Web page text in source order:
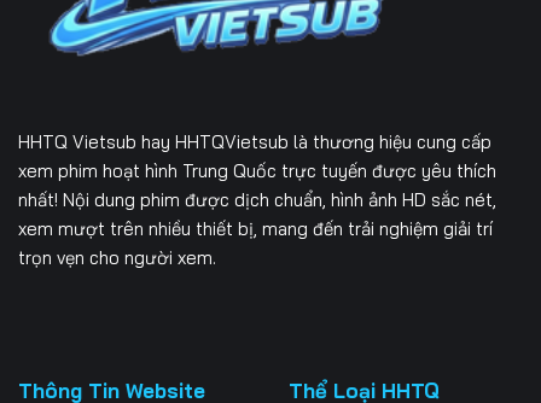
Tập 169 Tập 170 Tập 171
Tập 172
Tập 178 Tập 179 Tập 180
Tập 181 Tập 182 Tập 183
Tập 184
Tập 190 Tập 192
HHTQ Vietsub hay HHTQVietsub là thương hiệu cung cấp
xem phim hoạt hình Trung Quốc trực tuyến được yêu thích
nhất! Nội dung phim được dịch chuẩn, hình ảnh HD sắc nét,
xem mượt trên nhiều thiết bị, mang đến trải nghiệm giải trí
trọn vẹn cho người xem.
Thông Tin Website Thể Loại HHTQ